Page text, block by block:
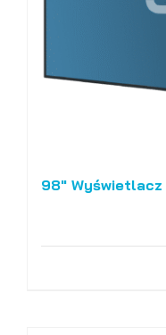
98″ Wyświetlacz